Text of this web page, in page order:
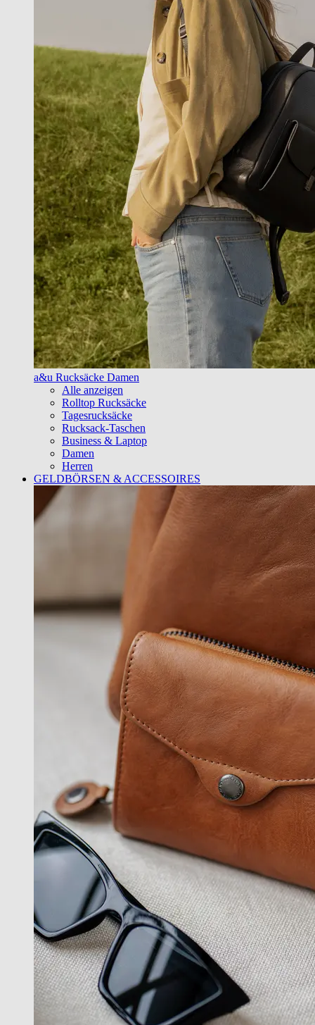
a&u Rucksäcke Damen
Alle anzeigen
Rolltop Rucksäcke
Tagesrucksäcke
Rucksack-Taschen
Business & Laptop
Damen
Herren
GELDBÖRSEN & ACCESSOIRES